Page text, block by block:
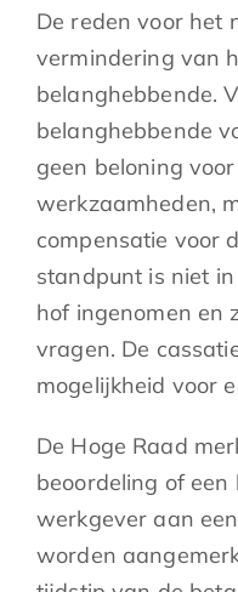
De reden voor het
vermindering van
belanghebbende.
belanghebbende
geen beloning
werkzaamheden,
compensatie voor
standpunt is niet
hof ingenomen en
vragen. De
mogelijkheid voor
De Hoge Raad
beoordeling of
werkgever aan
worden